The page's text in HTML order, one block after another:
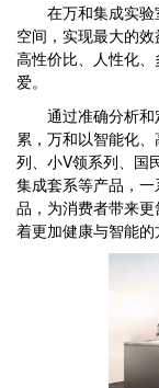
在万和集成实验
空间，实现最大的效
高性价比、人性化
爱。
通过准确分析和
累，万和以智能化
列、小V领系列、国
集成套系等产品，
品，为消费者带来
着更加健康与智能的